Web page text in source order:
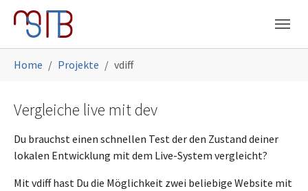
Skip to main navigation
Skip to main content
Skip to page footer
Home Projekte vdiff
Vergleiche live mit dev
Du brauchst einen schnellen Test der den Zustand deiner
lokalen Entwicklung mit dem Live-System vergleicht?
Mit vdiff hast Du die Möglichkeit zwei beliebige Website mit